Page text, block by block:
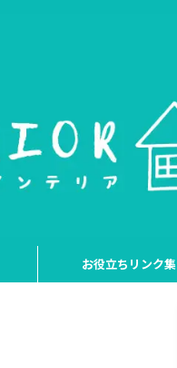
お役立ちリンク集